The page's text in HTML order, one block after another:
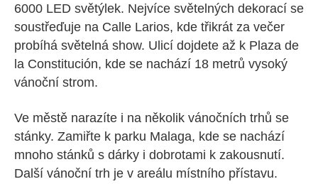
6000 LED světýlek. Nejvíce světelných dekorací se
soustřeďuje na Calle Larios, kde třikrát za večer
probíhá světelná show. Ulicí dojdete až k Plaza de
la Constitución, kde se nachází 18 metrů vysoký
vánoční strom.
Ve městě narazíte i na několik vánočních trhů se
stánky. Zamiřte k parku Malaga, kde se nachází
mnoho stánků s dárky i dobrotami k zakousnutí.
Další vánoční trh je v areálu místního přístavu.